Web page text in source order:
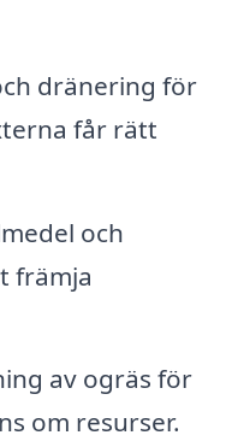
dränering för
får rätt
och
främja
av ogräs för
om resurser.